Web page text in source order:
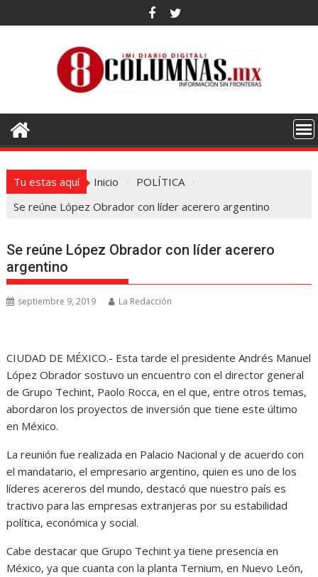
al
Tu estas aquí Inicio
POLÍTICA
Se reúne López Obrador con líder acerero argentino
Se reúne López Obrador con líder acerero
argentino
septiembre 9, 2019 La Redacción
CIUDAD DE MÉXICO.- Esta tarde el presidente Andrés Manuel
López Obrador sostuvo un encuentro con el director general
de Grupo Techint, Paolo Rocca, en el que, entre otros temas,
abordaron los proyectos de inversión que tiene este último
en México.
La reunión fue realizada en Palacio Nacional y de acuerdo con
el mandatario, el empresario argentino, quien es uno de los
líderes acereros del mundo, destacó que nuestro país es
tractivo para las empresas extranjeras por su estabilidad
política, económica y social.
Cabe destacar que Grupo Techint ya tiene presencia en
México, ya que cuanta con la planta Ternium, en Nuevo León,